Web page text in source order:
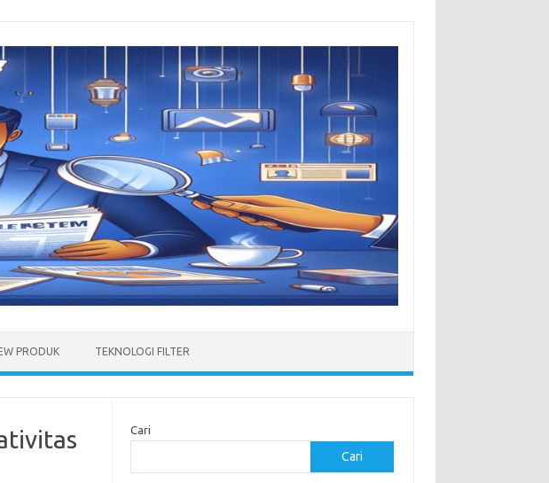
PRODUK TEKNOLOGI FILTER
Cari
Cari